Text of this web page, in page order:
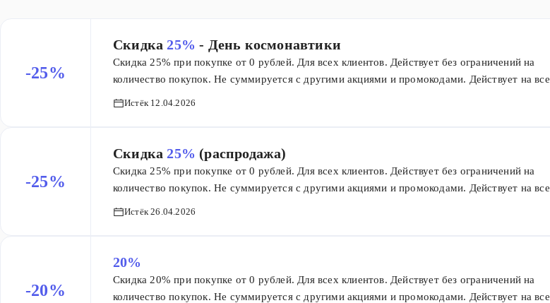
-25%
Скидка 25%- День космонавтики
Скидка 25% при покупке от 0 рублей. Для всех клиентов. Действует без ограничений на
количество покупок. Не суммируется с другими акциями и промокодами. Действует на все
Истёк 12.04.2026
-25%
Скидка 25% (распродажа)
Скидка 25% при покупке от 0 рублей. Для всех клиентов. Действует без ограничений на
количество покупок. Не суммируется с другими акциями и промокодами. Действует на все
Истёк 26.04.2026
-20%
20%
Скидка 20% при покупке от 0 рублей. Для всех клиентов. Действует без ограничений на
количество покупок. Не суммируется с другими акциями и промокодами. Действует на все